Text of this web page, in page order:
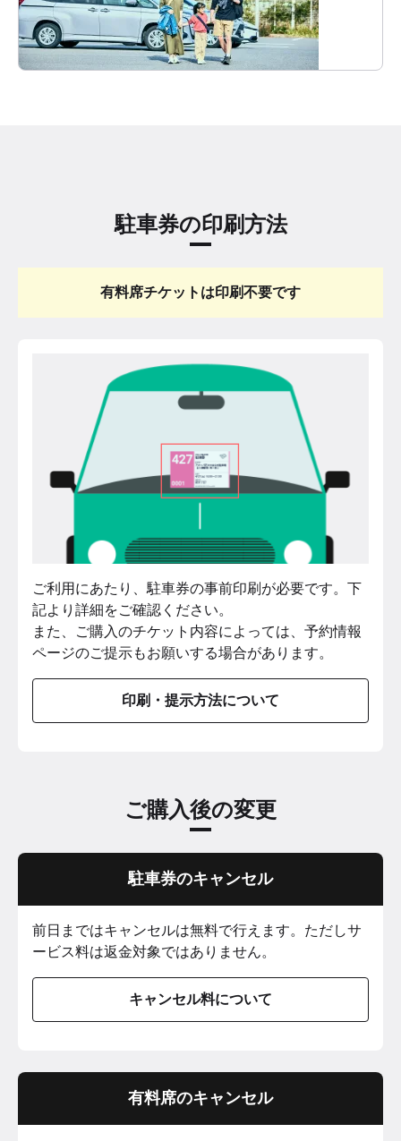
駐車券の印刷方法
有料席チケットは印刷不要です
ご利用にあたり、駐車券の事前印刷が必要です。下
記より詳細をご確認ください。
また、ご購入のチケット内容によっては、 予約情報
ページのご提示もお願いする場合があります。
印刷・提示方法について
ご購入後の変更
駐車券のキャンセル
前日まではキャンセルは無料で行えます。ただしサ
ービス料は返金対象ではありません。
キャンセル料について
有料席のキャンセル